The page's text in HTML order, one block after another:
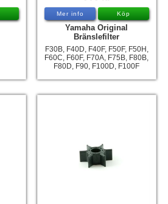
Mer info Köp
Yamaha Original
Bränslefilter
F30B, F40D, F40F, F50F, F50H,
F60C, F60F, F70A, F75B, F80B,
F80D, F90, F100D, F100F